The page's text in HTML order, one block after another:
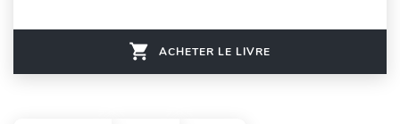
ACHETER LE LIVRE